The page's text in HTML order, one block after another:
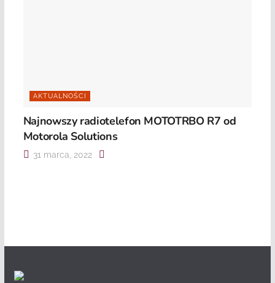
AKTUALNOŚCI
Najnowszy radiotelefon MOTOTRBO R7 od
Motorola Solutions
31 marca, 2022